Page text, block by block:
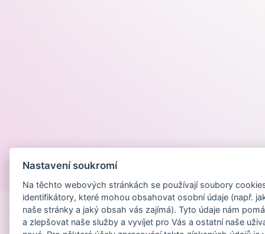
Nastavení soukromí
Na těchto webových stránkách se používají soubory
identifikátory, které mohou obsahovat osobní údaje (např.
naše stránky a jaký obsah vás zajímá). Tyto údaje nám
a zlepšovat naše služby a vyvíjet pro Vás a ostatní naše